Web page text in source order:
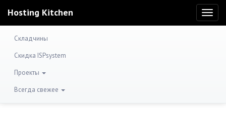
Hosting Kitchen
Складчины
Скидка ISPsystem
Проекты
Всегда свежее